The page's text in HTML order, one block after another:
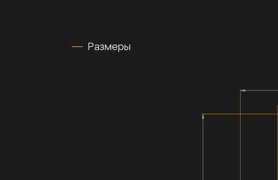
Размеры